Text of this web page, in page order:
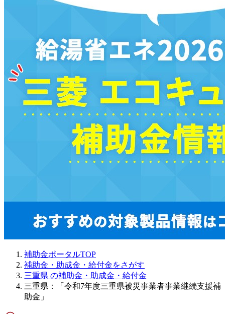
補助金ポータルTOP
補助金・助成金・給付金をさがす
三重県 の補助金・助成金・給付金
三重県：「令和7年度三重県被災事業者事業継続支援補
助金」